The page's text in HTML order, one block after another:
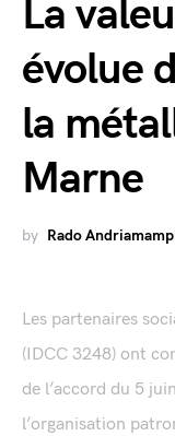
La
évolue
la
Marne
by Rado
Les partenaires
(IDCC 3248) ont
de l’accord du 5
l’organisation